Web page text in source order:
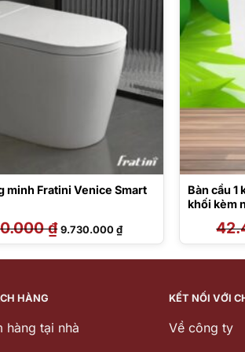
minh Fratini Venice Smart
₫ Giá
gốc
là:
9.730.000₫Giá
hiện
tại
9.730.000 ₫.
Bàn cầu 1
khối kèm
HÀNG
hàng tại nhà
KẾT NỐI VỚI
Về công ty